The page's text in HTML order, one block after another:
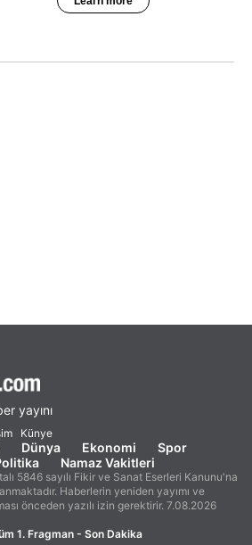
yayını
Künye
Dünya Ekonomi
Spor
Namaz Vakitleri
5846 sayılı Fikir ve Sanat Eserleri Kanunu'na
Haberlerin yeniden yayımı ve
önceden yazılı izin gerektirir. 7.08.2026
1. Fragman - Son Dakika